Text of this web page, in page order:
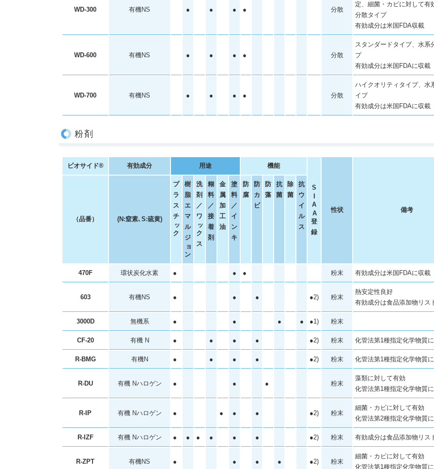
WD-300 有機NS ● ● ● ● 分散
定、細菌・カビに対して有
分散タイプ
有効成分は米国FDA収載
WD-600 有機NS ● ● ● ● 分散
スタンダードタイプ、水系
プ
有効成分は米国FDAに収載
WD-700 有機NS ● ● ● ● 分散
ハイクオリティタイプ、水
イプ
有効成分は米国FDAに収載
粉剤
ビオサイド® 有効成分 用途 機能
S
A
A
登
録
性状
備考
（品番）
(N:窒素､S:硫黄)
プ
ラ
ス
チ
ッ
ク
樹
脂
エ
マ
ル
ジ
ョ
ン
洗
剤
／
ワ
ッ
ク
ス
糊
料
／
接
着
剤
金
属
加
工
油
塗
料
／
イ
ン
キ
防
腐
防
カ
ビ
防
藻
抗
菌
除
菌
抗
ウ
イ
ル
ス
470F 環状炭化水素 ● ● ● 粉末 有効成分は米国FDAに収載
603 有機NS ● ● ● ●2) 粉末
熱安定性良好
有効成分は食品添加物リス
3000D 無機系 ● ● ● ● ●1) 粉末
CF-20 有機 N ● ● ● ● ●2) 粉末 化管法第1種指定化学物質
R-BMG 有機N ● ● ● ● ●2) 粉末 化管法第1種指定化学物質
R-DU 有機 Nハロゲン ● ● ● 粉末
藻類に対して有効
化管法第1種指定化学物質
R-IP 有機 Nハロゲン ● ● ● ● ●2) 粉末
細菌・カビに対して有効
化管法第2種指定化学物質
R-IZF 有機 Nハロゲン ● ● ● ● ● ● ●2) 粉末 有効成分は食品添加物リス
R-ZPT 有機NS ● ● ● ● ●2) 粉末
細菌・カビに対して有効
化管法第1種指定化学物質